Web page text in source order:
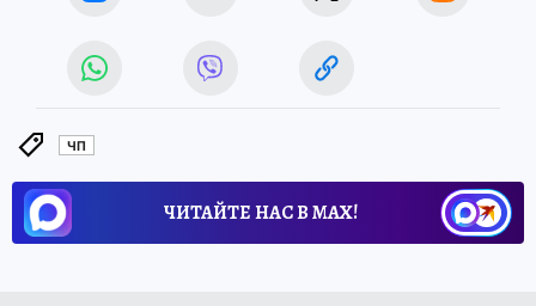
ЧП
ЧИТАЙТЕ НАС В МАХ!